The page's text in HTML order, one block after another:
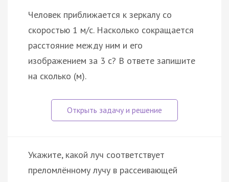
Человек приближается к зеркалу со
скоростью 1 м/с. Насколько сокращается
расстояние между ним и его
изображением за 3 с? В ответе запишите
на сколько (м).
Укажите, какой луч соответствует
преломлённому лучу в рассеивающей